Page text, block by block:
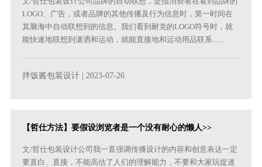
LOGO、广告，或者品牌的其他传播及行为信息时，第一时间在
其脑海中自动联想到的信息。我们看到耐克的LOGO符号时，就
能快速地联想到潇洒和运动，就能直接地和运动用品联系......
拌饭酱包装设计 | 2023-07-26
【哲仕方法】要假设浏览者是一个没有耐心的懒人>>
文/哲仕包装设计公司我一直强调传播设计的内容和创意表达一定
要直白、直接，不能高估了人们的理解能力，不要和大家玩捉迷